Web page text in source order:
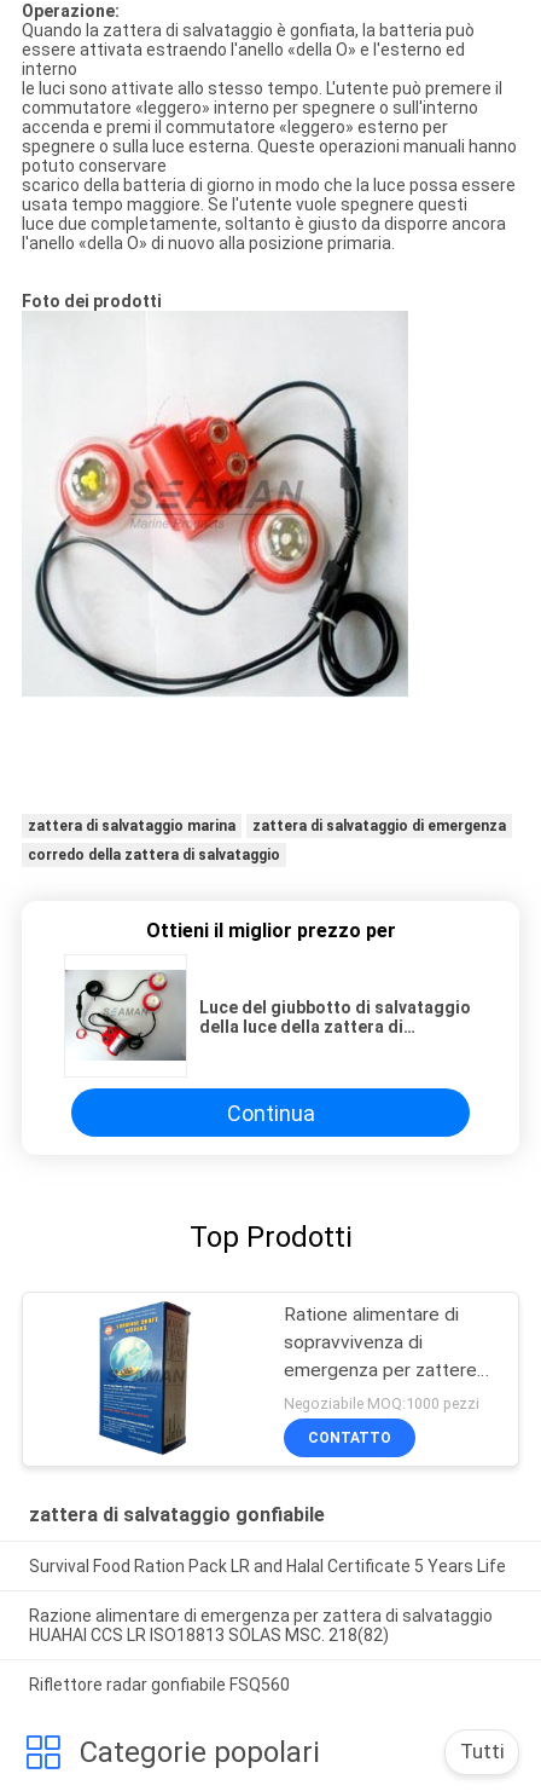
Operazione:
Quando la zattera di salvataggio è gonfiata, la batteria può
essere attivata estraendo l'anello «della O» e l'esterno ed
interno
le luci sono attivate allo stesso tempo. L'utente può premere il
commutatore «leggero» interno per spegnere o sull'interno
accenda e premi il commutatore «leggero» esterno per
spegnere o sulla luce esterna. Queste operazioni manuali hanno
potuto conservare
scarico della batteria di giorno in modo che la luce possa essere
usata tempo maggiore. Se l'utente vuole spegnere questi
luce due completamente, soltanto è giusto da disporre ancora
l'anello «della O» di nuovo alla posizione primaria.
Foto dei prodotti
zattera di salvataggio marina
zattera di salvataggio di emergenza
corredo della zattera di salvataggio
Ottieni il miglior prezzo per
Luce del giubbotto di salvataggio
della luce della zattera di
segnalazione di indicazione di
salvataggio
Continua
Top Prodotti
Ratione alimentare di
sopravvivenza di
emergenza per zattere
gonfiabili
Negoziabile MOQ:1000 pezzi
CONTATTO
zattera di salvataggio gonfiabile
Survival Food Ration Pack LR and Halal Certificate 5 Years Life
Razione alimentare di emergenza per zattera di salvataggio
HUAHAI CCS LR ISO18813 SOLAS MSC. 218(82)
Riflettore radar gonfiabile FSQ560
Categorie popolari Tutti